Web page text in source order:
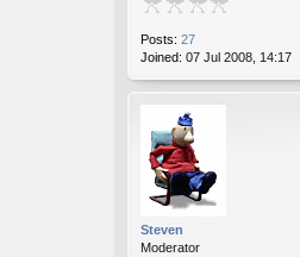
Posts: 27
Joined: 07 Jul 2008, 14:17
Steven
Moderator